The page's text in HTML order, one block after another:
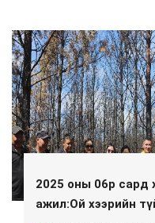
2025 оны 06р сард
ажил:Ой хээрийн